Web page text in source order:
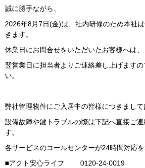
誠に勝手ながら、
2026年8月7日(金)は、社内研修のため本社
きます。
休業日にお問合せをいただいたお客様へは、
翌営業日に担当者よりご連絡差し上げます
い。
弊社管理物件にご入居中の皆様につきまして
設備故障や鍵トラブルの際は下記へ直接ご
す。
各サービスのコールセンターが24時間対応を
■アクト安心ライフ 0120-24-0019